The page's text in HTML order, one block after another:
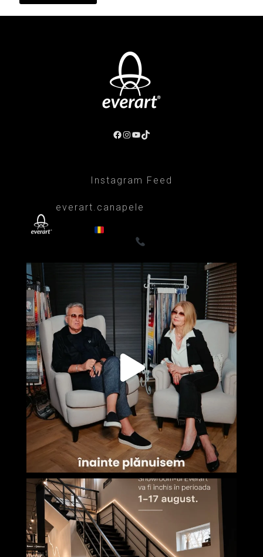
Facebook
Instagram
YouTube
TikTok
Instagram Feed
everart.canapele